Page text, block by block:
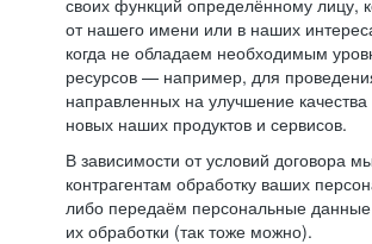
своих функций определённому лицу,
от нашего имени или в наших
когда не обладаем необходимым
ресурсов — например, для
направленных на улучшение
новых наших продуктов и сервисов.
В зависимости от условий договора
контрагентам обработку ваших
либо передаём персональные данные
их обработки (так тоже можно).